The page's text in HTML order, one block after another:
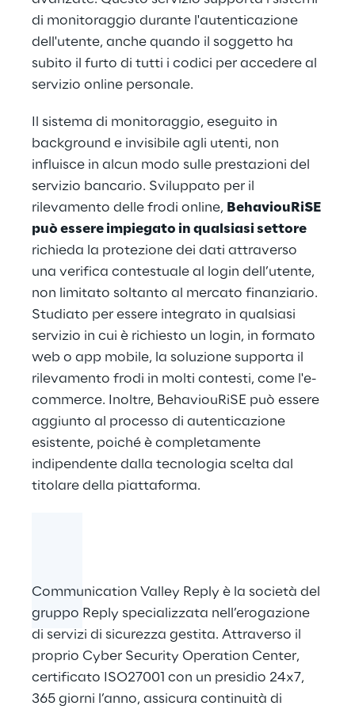
di monitoraggio durante l'autenticazione
dell'utente, anche quando il soggetto ha
subito il furto di tutti i codici per accedere al
servizio online personale.
Il sistema di monitoraggio, eseguito in
background e invisibile agli utenti, non
influisce in alcun modo sulle prestazioni del
servizio bancario. Sviluppato per il
rilevamento delle frodi online, BehaviouRiSE
può essere impiegato in qualsiasi settore
richieda la protezione dei dati attraverso
una verifica contestuale al login dell’utente,
non limitato soltanto al mercato finanziario.
Studiato per essere integrato in qualsiasi
servizio in cui è richiesto un login, in formato
web o app mobile, la soluzione supporta il
rilevamento frodi in molti contesti, come l'e-
commerce. Inoltre, BehaviouRiSE può essere
aggiunto al processo di autenticazione
esistente, poiché è completamente
indipendente dalla tecnologia scelta dal
titolare della piattaforma.
Communication Valley Reply è la società del
gruppo Reply specializzata nell’erogazione
di servizi di sicurezza gestita. Attraverso il
proprio Cyber Security Operation Center,
certificato ISO27001 con un presidio 24x7,
365 giorni l’anno, assicura continuità di